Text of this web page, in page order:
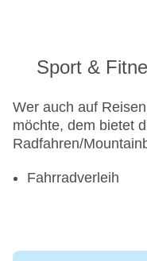
Sport &
Wer auch auf
möchte, dem bietet
Radfahren/
Fahrradverleih